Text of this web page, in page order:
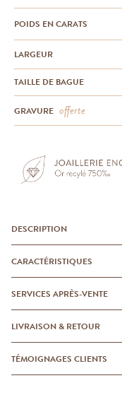
POIDS EN CARATS
LARGEUR
TAILLE DE BAGUE
GRAVURE offerte
DESCRIPTION
CARACTÉRISTIQUES
SERVICES APRÈS-VENTE
LIVRAISON & RETOUR
TÉMOIGNAGES CLIENTS